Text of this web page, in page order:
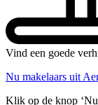
Vind een goede
Nu makelaars uit
Klik op de knop